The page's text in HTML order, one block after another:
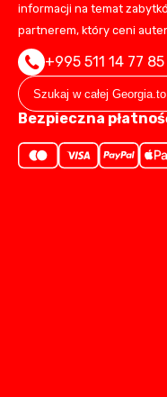
informacji na temat
partnerem, który ceni
+995 511 14 77 85
Bezpieczna